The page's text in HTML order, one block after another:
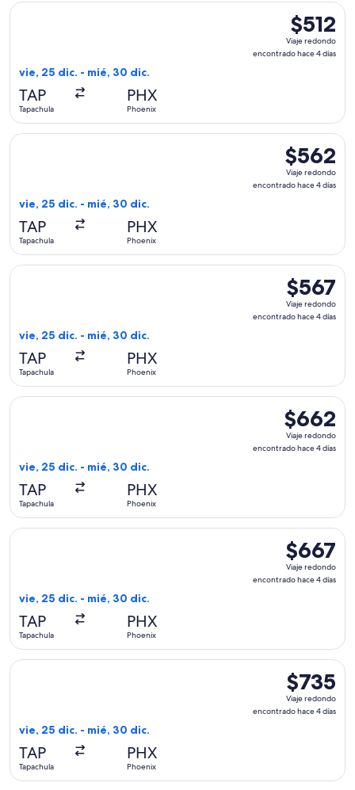
$512
Viaje
redondo,
$512
Viaje redondo
encontrado hace 4 días
vie, 25 dic. - mié, 30 dic.
TAP
Tapachula
PHX
Phoenix
Seleccionar vuelo de Volaris, con salida el vie, 25 dic.
$562
Viaje
redondo,
$562
Viaje redondo
encontrado hace 4 días
vie, 25 dic. - mié, 30 dic.
TAP
Tapachula
PHX
Phoenix
Seleccionar vuelo de Volaris, con salida el vie, 25 dic.
$567
Viaje
redondo,
$567
Viaje redondo
encontrado hace 4 días
vie, 25 dic. - mié, 30 dic.
TAP
Tapachula
PHX
Phoenix
Seleccionar vuelo de Volaris, con salida el vie, 25 dic.
$662
Viaje
redondo,
$662
Viaje redondo
encontrado hace 4 días
vie, 25 dic. - mié, 30 dic.
TAP
Tapachula
PHX
Phoenix
Seleccionar vuelo de Volaris, con salida el vie, 25 dic.
$667
Viaje
redondo,
$667
Viaje redondo
encontrado hace 4 días
vie, 25 dic. - mié, 30 dic.
TAP
Tapachula
PHX
Phoenix
Seleccionar vuelo de Volaris, con salida el vie, 25 dic.
$735
Viaje
redondo,
$735
Viaje redondo
encontrado hace 4 días
vie, 25 dic. - mié, 30 dic.
TAP
Tapachula
PHX
Phoenix
Seleccionar vuelo de Delta, con salida el vie, 25 dic. desde